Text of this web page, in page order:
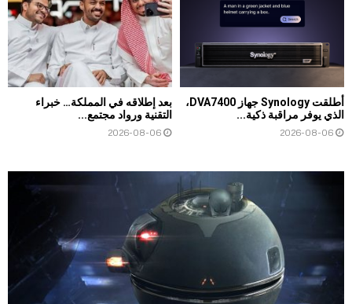
أطلقت Synology جهاز DVA7400،
الذي يوفر مراقبة ذكية...
2026-08-06
بعد إطلاقه في المملكة… خبراء
التقنية ورواد مجتمع...
2026-08-06